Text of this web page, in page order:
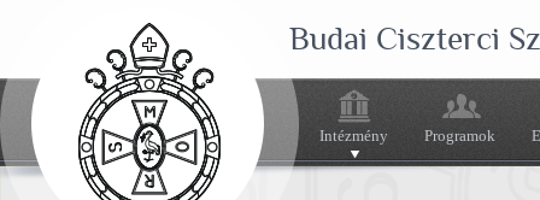
Budai Ciszterci
Intézmény Programok